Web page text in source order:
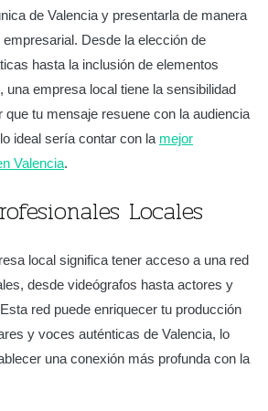
de Valencia y presentarla de manera
Desde la elección de
hasta la inclusión de elementos
una empresa local tiene la sensibilidad
que tu mensaje resuene con la audiencia
ideal sería contar con la mejor
Valencia.
Locales
local significa tener acceso a una red
desde videógrafos hasta actores y
red puede enriquecer tu producción
y voces auténticas de Valencia, lo
una conexión más profunda con la